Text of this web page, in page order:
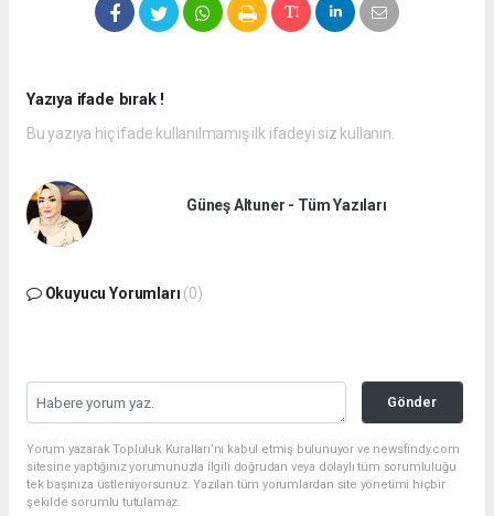
Yazıya ifade bırak !
Bu yazıya hiç ifade kullanılmamış ilk ifadeyi siz kullanın.
Güneş Altuner - Tüm Yazıları
Okuyucu Yorumları (0)
Gönder
Yorum yazarak Topluluk Kuralları’nı kabul etmiş bulunuyor ve newsfindy.com
sitesine yaptığınız yorumunuzla ilgili doğrudan veya dolaylı tüm sorumluluğu
tek başınıza üstleniyorsunuz. Yazılan tüm yorumlardan site yönetimi hiçbir
şekilde sorumlu tutulamaz.